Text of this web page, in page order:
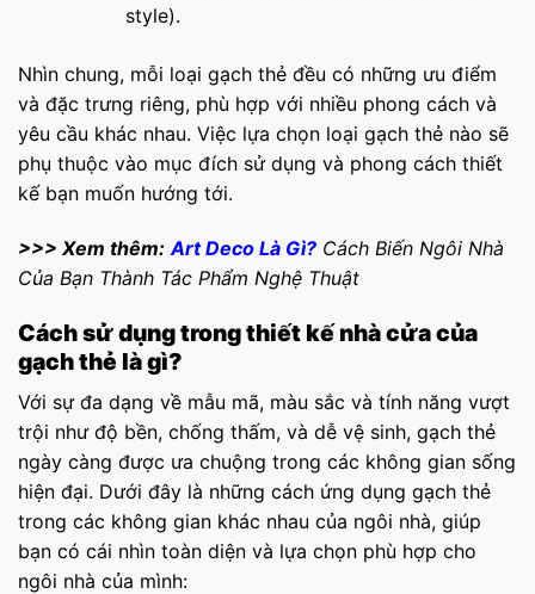
style).
Nhìn chung, mỗi loại gạch thẻ đều có những ưu điểm
và đặc trưng riêng, phù hợp với nhiều phong cách và
yêu cầu khác nhau. Việc lựa chọn loại gạch thẻ nào sẽ
phụ thuộc vào mục đích sử dụng và phong cách thiết
kế bạn muốn hướng tới.
>>> Xem thêm: Art Deco Là Gì? Cách Biến Ngôi Nhà
Của Bạn Thành Tác Phẩm Nghệ Thuật
Cách sử dụng trong thiết kế nhà cửa của
gạch thẻ là gì?
Với sự đa dạng về mẫu mã, màu sắc và tính năng vượt
trội như độ bền, chống thấm, và dễ vệ sinh, gạch thẻ
ngày càng được ưa chuộng trong các không gian sống
hiện đại. Dưới đây là những cách ứng dụng gạch thẻ
trong các không gian khác nhau của ngôi nhà, giúp
bạn có cái nhìn toàn diện và lựa chọn phù hợp cho
ngôi nhà của mình: